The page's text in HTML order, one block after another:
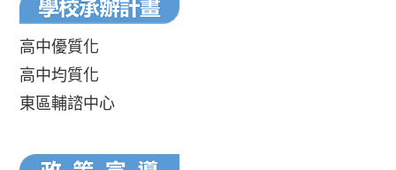
高中優質化
高中均質化
東區輔諮中心